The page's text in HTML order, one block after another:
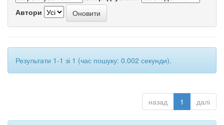
Автори
Результати 1-1 зі 1 (час пошуку: 0.002 секунди).
назад 1 далі